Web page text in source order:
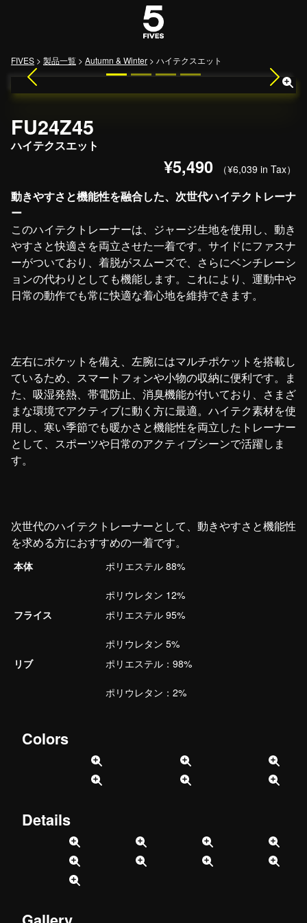
メインナビゲーション
FIVES > 製品一覧 > Autumn & Winter > ハイテクスエット
FU24Z45
ハイテクスエット
¥5,490 （¥6,039 in Tax）
動きやすさと機能性を融合した、次世代ハイテクトレーナ
ー
このハイテクトレーナーは、ジャージ生地を使用し、動き
やすさと快適さを両立させた一着です。サイドにファスナ
ーがついており、着脱がスムーズで、さらにベンチレーシ
ョンの代わりとしても機能します。これにより、運動中や
日常の動作でも常に快適な着心地を維持できます。
左右にポケットを備え、左腕にはマルチポケットを搭載し
ているため、スマートフォンや小物の収納に便利です。ま
た、吸湿発熱、帯電防止、消臭機能が付いており、さまざ
まな環境でアクティブに動く方に最適。ハイテク素材を使
用し、寒い季節でも暖かさと機能性を両立したトレーナー
として、スポーツや日常のアクティブシーンで活躍しま
す。
次世代のハイテクトレーナーとして、動きやすさと機能性
を求める方におすすめの一着です。
本体 ポリエステル 88%
ポリウレタン 12%
フライス
ポリエステル 95%
ポリウレタン 5%
リブ
ポリエステル：98%
ポリウレタン：2%
Previous Next
Colors
Details